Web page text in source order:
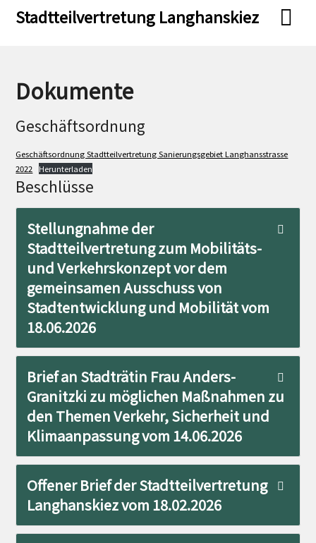
Skip
SkipStadtteilvertretung Langhanskiez
Dokumente
Geschäftsordnung
Geschäftsordnung Stadtteilvertretung Sanierungsgebiet Langhansstrasse
2022
Herunterladen
Beschlüsse
Stellungnahme der
Stadtteilvertretung zum Mobilitäts-
und Verkehrskonzept vor dem
gemeinsamen Ausschuss von
Stadtentwicklung und Mobilität vom
18.06.2026
Brief an Stadträtin Frau Anders-
Granitzki zu möglichen Maßnahmen zu
den Themen Verkehr, Sicherheit und
Klimaanpassung vom 14.06.2026
Offener Brief der Stadtteilvertretung
Langhanskiez vom 18.02.2026